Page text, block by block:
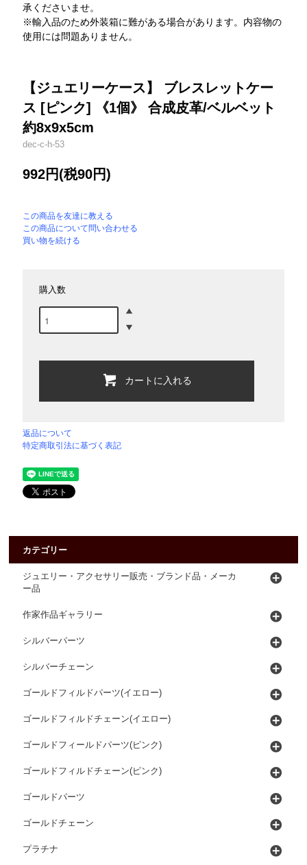
承くださいませ。
※輸入品のため外装箱に難がある場合があります。内容物の
使用には問題ありません。
【ジュエリーケース】 ブレスレットケー
ス [ピンク] 《1個》 合成皮革/ベルベット
約8x9x5cm
dec-c-h-53
992円(税90円)
この商品を友達に教える
この商品について問い合わせる
買い物を続ける
購入数
カートに入れる
返品について
特定商取引法に基づく表記
カテゴリー
ジュエリー・アクセサリー販売・ブランド品・メーカ
ー品
作家作品ギャラリー
シルバーパーツ
シルバーチェーン
ゴールドフィルドパーツ(イエロー)
ゴールドフィルドチェーン(イエロー)
ゴールドフィールドパーツ(ピンク)
ゴールドフィルドチェーン(ピンク)
ゴールドパーツ
ゴールドチェーン
プラチナ